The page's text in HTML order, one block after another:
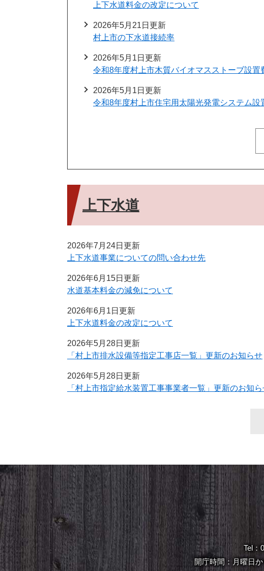
上下水道料金の改定について
2026年5月21日更新
村上市の下水道接続率
2026年5月1日更新
令和8年度村上市木質バイオマスストーブ設置
2026年5月1日更新
令和8年度村上市住宅用太陽光発電システム設
上下水道
2026年7月24日更新
上下水道事業についての問い合わせ先
2026年6月15日更新
水道基本料金の減免について
2026年6月1日更新
上下水道料金の改定について
2026年5月28日更新
「村上市排水設備等指定工事店一覧」更新のお知らせ
2026年5月28日更新
「村上市指定給水装置工事事業者一覧」更新のお知
Tel：
開庁時間：月曜日